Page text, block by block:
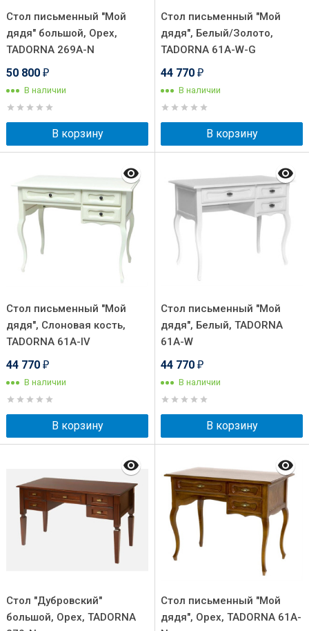
Стол письменный "Мой
дядя" большой, Орех,
TADORNA 269А-N
50 800 ₽
В наличии
В корзину
Стол письменный "Мой
дядя", Белый/Золото,
TADORNA 61А-W-G
44 770 ₽
В наличии
В корзину
Стол письменный "Мой
дядя", Слоновая кость,
TADORNA 61A-IV
44 770 ₽
В наличии
В корзину
Стол письменный "Мой
дядя", Белый, TADORNA
61A-W
44 770 ₽
В наличии
В корзину
Стол "Дубровский"
большой, Орех, TADORNA
Стол письменный "Мой
дядя", Орех, TADORNA 61А-